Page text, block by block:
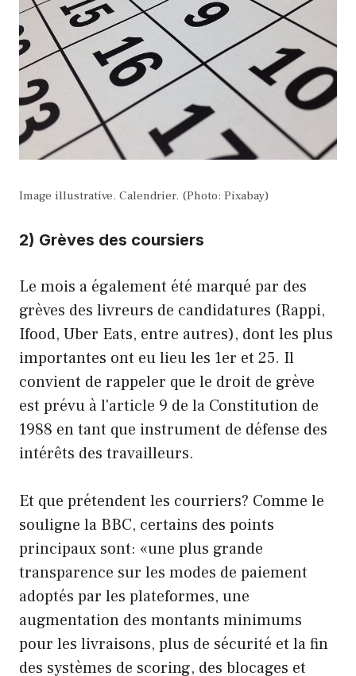
Image illustrative. Calendrier. (Photo: Pixabay)
2) Grèves des coursiers
Le mois a également été marqué par des
grèves des livreurs de candidatures (Rappi,
Ifood, Uber Eats, entre autres), dont les plus
importantes ont eu lieu les 1er et 25. Il
convient de rappeler que le droit de grève
est prévu à l'article 9 de la Constitution de
1988 en tant que instrument de défense des
intérêts des travailleurs.
Et que prétendent les courriers? Comme le
souligne la BBC, certains des points
principaux sont: «une plus grande
transparence sur les modes de paiement
adoptés par les plateformes, une
augmentation des montants minimums
pour les livraisons, plus de sécurité et la fin
des systèmes de scoring, des blocages et